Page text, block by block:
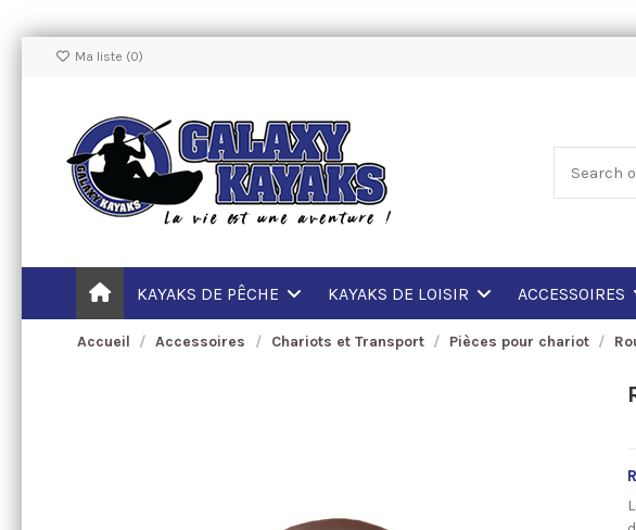
Ma liste (0)
KAYAKS DE PÊCHE KAYAKS DE LOISIR ACCESSOIRES
Accueil Accessoires Chariots et Transport Pièces pour chariot